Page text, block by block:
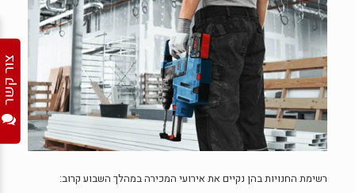
רשימת החנויות בהן נקיים את אירועי המכירה במהלך השבוע קרוב: